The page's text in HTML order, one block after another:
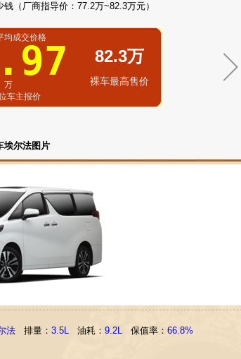
（厂商指导价：77.2万~82.3万元）
均成交价格
万
车主报价
82.3万
裸车最高售价
埃尔法图片
法排量： 3.5L油耗： 9.2L保值率： 66.8%